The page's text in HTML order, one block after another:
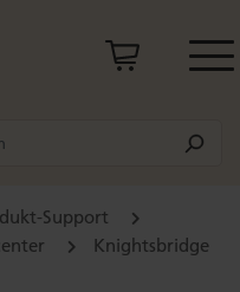
Support
Knightsbridge